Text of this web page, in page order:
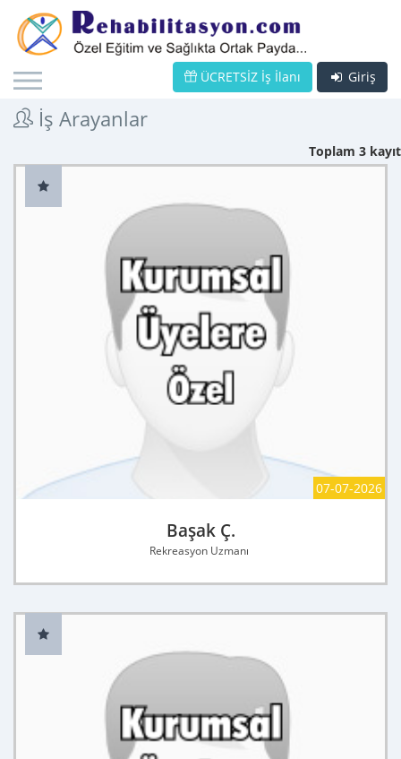
Giriş
ÜCRETSİZ İş İlanı
İş Arayanlar
Toplam 3 kayıt
07-07-2026
Başak Ç.
Rekreasyon Uzmanı